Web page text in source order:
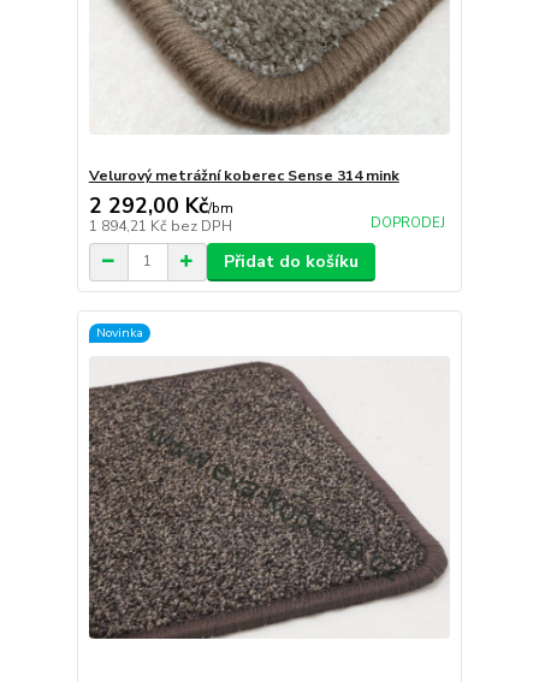
Velurový metrážní koberec Sense 314 mink
2 292,00 Kč/bm
1 894,21 Kč bez DPH DOPRODEJ
Přidat do košíku
Novinka